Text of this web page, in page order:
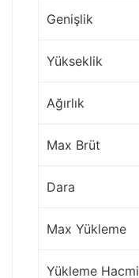
Genişlik
Yükseklik
Ağırlık
Max Brüt
Dara
Max Yükleme
Yükleme Hacmi